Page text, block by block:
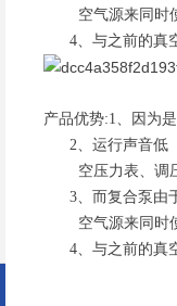
空气源来同时
4、与之前的真空
产品优势:1、因为
2、运行声音低（
空压力表、调
3、而复合泵由于
空气源来同时
4、与之前的真空